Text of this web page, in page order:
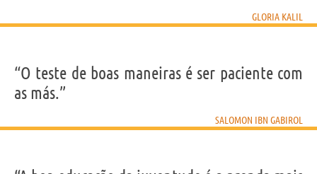
GLORIA KALIL
“O teste de boas maneiras é ser paciente com
as más.”
SALOMON IBN GABIROL